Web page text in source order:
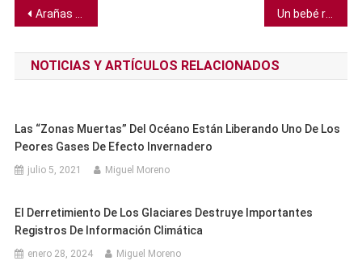
Navegación
de
entradas
Arañas gigantes están a punto de colonizar la Costa Este de Estados Unidos, pero esto podría ser bueno
NOTICIAS Y ARTÍCULOS RELACIONADOS
Las “zonas Muertas” Del Océano Están Liberando Uno De Los
Peores Gases De Efecto Invernadero
julio 5, 2021 Miguel Moreno
El Derretimiento De Los Glaciares Destruye Importantes
Registros De Información Climática
enero 28, 2024 Miguel Moreno